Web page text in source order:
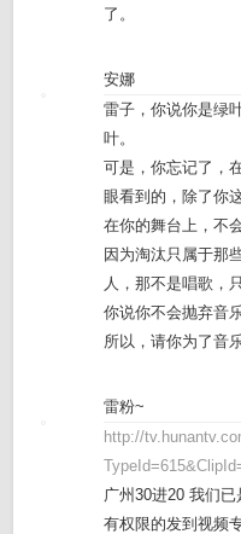
了。
安娜
雷子，你说你是绿
叶。
可是，你忘记了，
眼看到的，除了你
在你的舞台上，不
因为淘汰只属于那
人，那不是唱歌，
你说你不会抛弃音
所以，请你为了音
雷粉~
http://
广州30进20 我们已
有权限的发到视频